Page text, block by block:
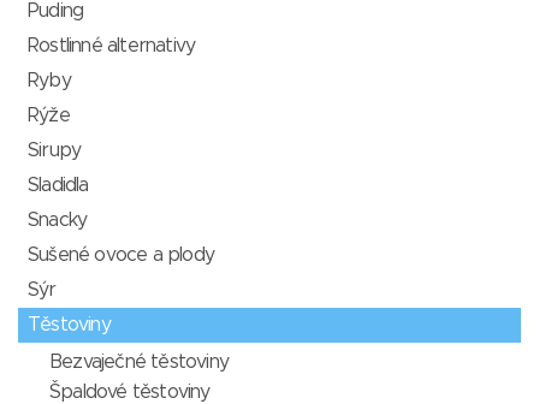
Puding
Rostlinné alternativy
Ryby
Rýže
Sirupy
Sladidla
Snacky
Sušené ovoce a plody
Sýr
Těstoviny
Bezvaječné těstoviny
Špaldové těstoviny